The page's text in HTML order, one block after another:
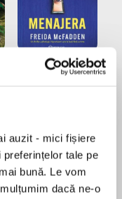
auzit - mici fișiere
tale pe
bună. Le vom
dacă ne-o
Menajera
Freida McFadden
Migdală